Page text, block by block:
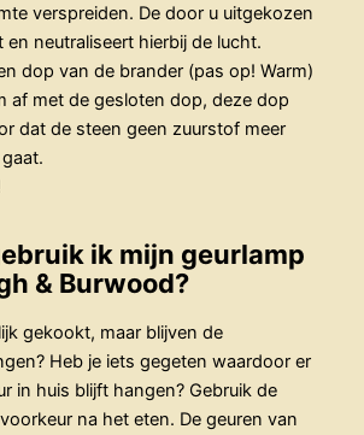
verspreiden. De door u uitgekozen
en neutraliseert hierbij de lucht.
dop van de brander (pas op! Warm)
af met de gesloten dop, deze dop
dat de steen geen zuurstof meer
ik mijn geurlamp
& Burwood?
gekookt, maar blijven de
Heb je iets gegeten waardoor er
in huis blijft hangen? Gebruik de
na het eten. De geuren van